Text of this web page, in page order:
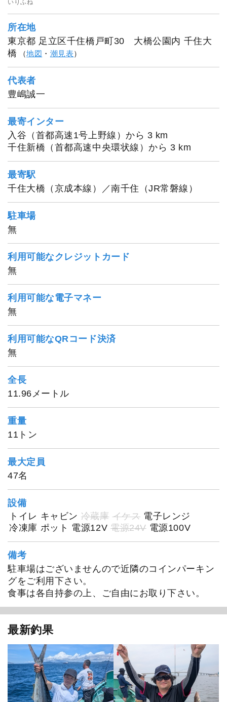
いりふね
所在地
東京都 足立区千住橋戸町30 大橋公園内 千住大
橋
（地図 ・ 潮見表）
代表者
豊嶋誠一
最寄インター
入谷（首都高速1号上野線）から 3 km
千住新橋（首都高速中央環状線）から 3 km
最寄駅
千住大橋（京成本線）／南千住（JR常磐線）
駐車場
無
利用可能なクレジットカード
無
利用可能な電子マネー
無
利用可能なQRコード決済
無
全長
11.96メートル
重量
11トン
最大定員
47名
設備
トイレ キャビン 冷蔵庫 イケス 電子レンジ
冷凍庫 ポット 電源12V 電源24V 電源100V
備考
駐車場はございませんので近隣のコインパーキン
グをご利用下さい。
食事は各自持参の上、ご自由にお取り下さい。
最新釣果
1/20